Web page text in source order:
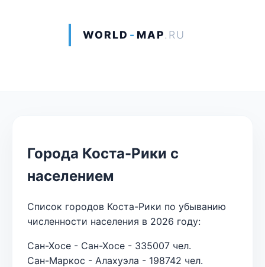
WORLD - MAP.RU
Города Коста-Рики с
населением
Список городов Коста-Рики по убыванию
численности населения в 2026 году:
Сан-Хосе - Сан-Хосе - 335007 чел.
Сан-Маркос - Алахуэла - 198742 чел.